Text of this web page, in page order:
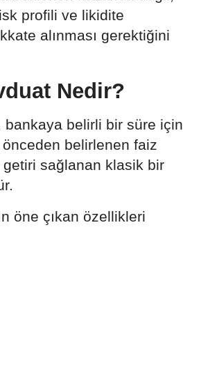
profili ve likidite
alınması gerektiğini
Nedir?
bankaya belirli bir süre için
önceden belirlenen faiz
getiri sağlanan klasik bir
öne çıkan özellikleri